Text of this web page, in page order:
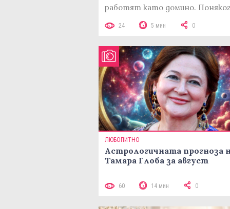
работят като домино.
24 5 мин 0
ЛЮБОПИТНО
Астрологичната прогноза
Тамара Глоба за август
60 14 мин 0